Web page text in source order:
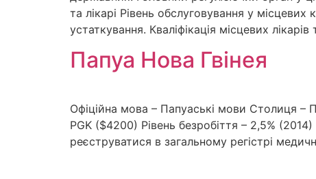
та лікарі Рівень обслуговування у
устаткування. Кваліфікація місцевих
Папуа Нова Гвінея
Офіційна мова – Папуаські мови Столиця –
PGK ($4200) Рівень безробіття – 2,5%
реєструватися в загальному регістрі